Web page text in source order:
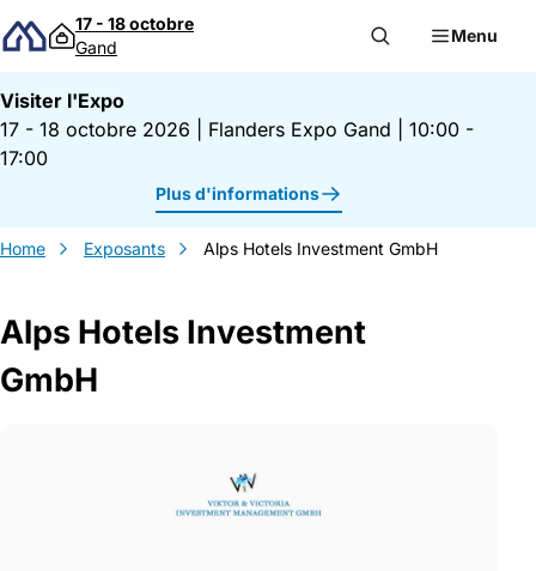
Passer au contenu
17 - 18 octobre
Gand
Menu
Visiter l'Expo
17 - 18 octobre 2026
Flanders Expo Gand
10:00 -
17:00
Plus d'informations
Home Exposants Alps Hotels Investment GmbH
Alps Hotels Investment
GmbH